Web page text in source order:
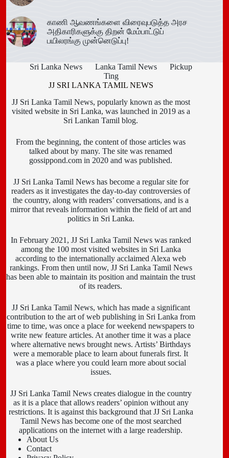
காணி ஆவணங்களை விரைவுபடுத்த அரச
அதிகாரிகளுக்கு திறன் மேம்பாட்டுப்
பயிலரங்கு முன்னெடுப்பு!
Sri Lanka News Lanka Tamil News
Pickup
Ting
JJ SRI LANKA TAMIL NEWS
JJ Sri Lanka Tamil News, popularly known as the most
visited website in Sri Lanka, was launched in 2019 as a
Sri Lankan Tamil blog.
From the beginning, the content of those articles was
talked about by many. The site was renamed
gossippond.com in 2020 and was published.
JJ Sri Lanka Tamil News has become a regular site for
readers as it investigates the day-to-day controversies of
the country, along with readers’ conversations, and is a
mirror that reveals information within the field of art and
politics in Sri Lanka.
In February 2021, JJ Sri Lanka Tamil News was ranked
among the 100 most visited websites in Sri Lanka
according to the internationally acclaimed Alexa web
rankings. From then until now, JJ Sri Lanka Tamil News
has been able to maintain its position and maintain the trust
of its readers.
JJ Sri Lanka Tamil News, which has made a significant
contribution to the art of web publishing in Sri Lanka from
time to time, was once a place for weekend newspapers to
write new feature articles. At another time it was a place
where alternative news brought news. Artists’ Birthdays
were a memorable place to learn about funerals first. It
was a place where you could learn more about social
issues.
JJ Sri Lanka Tamil News creates dialogue in the country
as it is a place that allows readers’ opinion without any
restrictions. It is against this background that JJ Sri Lanka
Tamil News has become one of the most searched
applications on the internet with a large readership.
About Us
Contact